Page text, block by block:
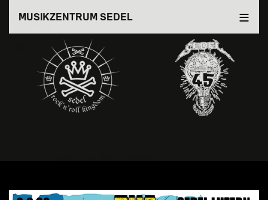
Inhalt
MUSIKZENTRUM SEDEL